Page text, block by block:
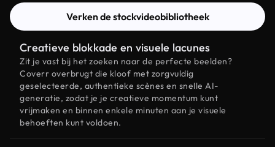
Verken de stockvideobibliotheek
Creatieve blokkade en visuele lacunes
Zit je vast bij het zoeken naar de perfecte beelden?
Coverr overbrugt die kloof met zorgvuldig
geselecteerde, authentieke scènes en snelle AI-
generatie, zodat je je creatieve momentum kunt
vrijmaken en binnen enkele minuten aan je visuele
behoeften kunt voldoen.